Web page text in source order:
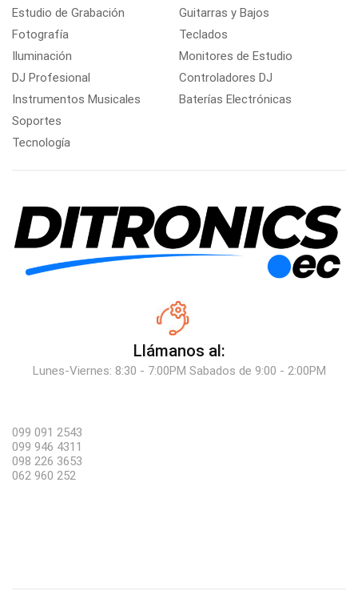
Estudio de Grabación
Fotografía
Iluminación
DJ Profesional
Instrumentos Musicales
Soportes
Tecnología
Guitarras y Bajos
Teclados
Monitores de Estudio
Controladores DJ
Baterías Electrónicas
Llámanos al:
Lunes-Viernes: 8:30 - 7:00PM Sabados de 9:00 - 2:00PM
099 091 2543
099 946 4311
098 226 3653
062 960 252